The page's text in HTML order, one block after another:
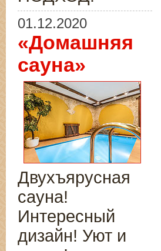
01.12.2020
«Домашняя
сауна»
Двухъярусная
сауна!
Интересный
дизайн! Уют и